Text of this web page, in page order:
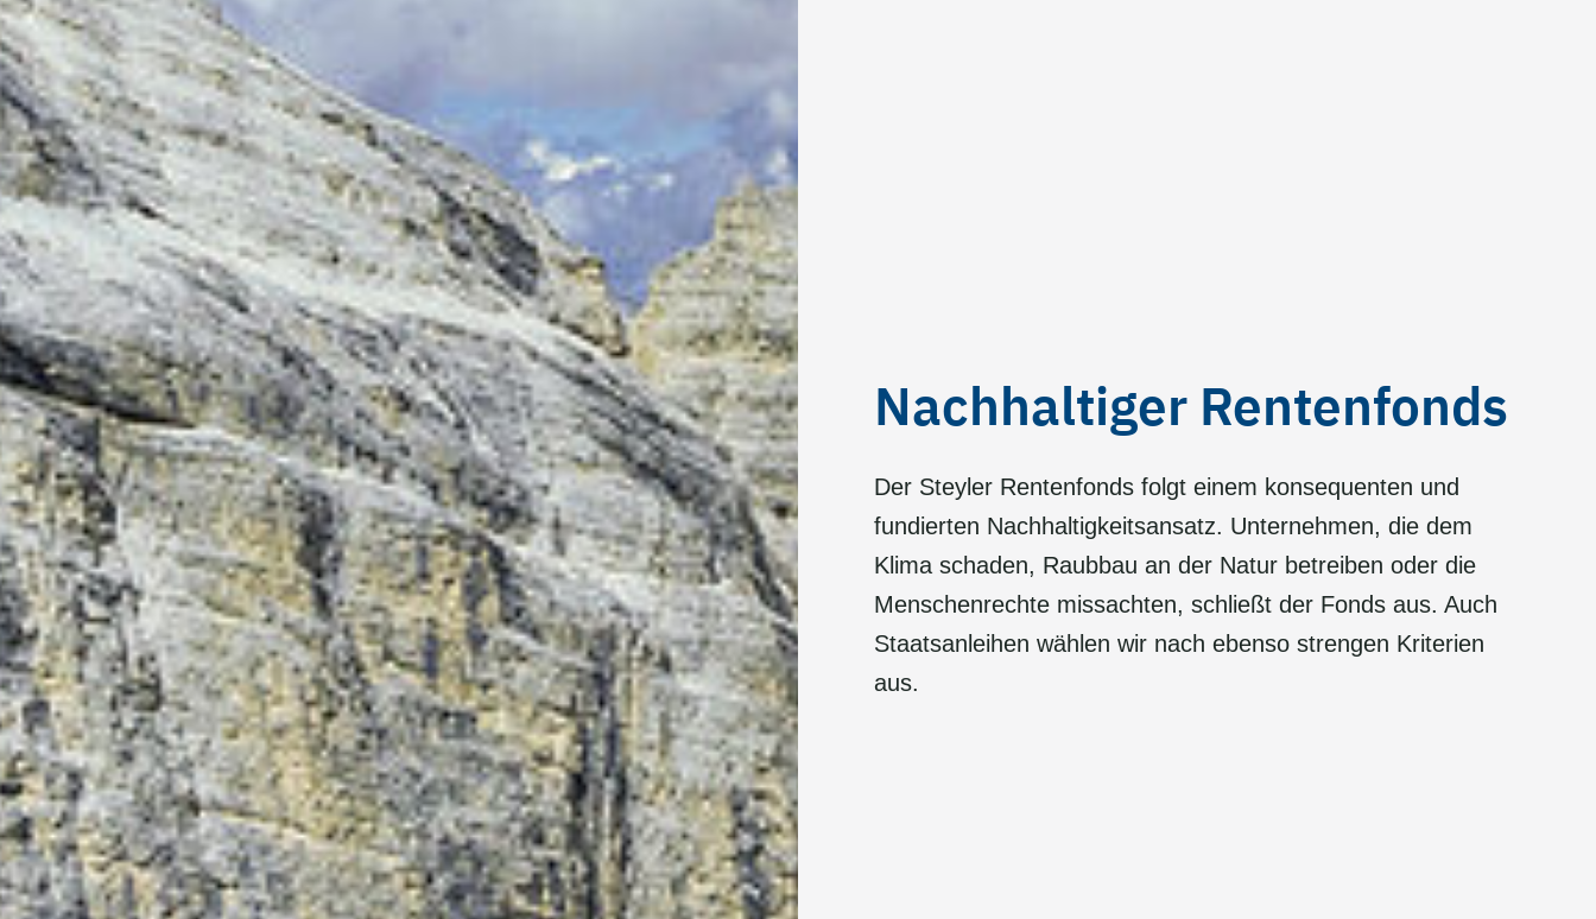
Nachhaltiger Rentenfonds
Der Steyler Rentenfonds folgt einem konsequenten und
fundierten Nachhaltigkeitsansatz. Unternehmen, die dem
Klima schaden, Raubbau an der Natur betreiben oder die
Menschenrechte missachten, schließt der Fonds aus. Auch
Staatsanleihen wählen wir nach ebenso strengen Kriterien
aus.